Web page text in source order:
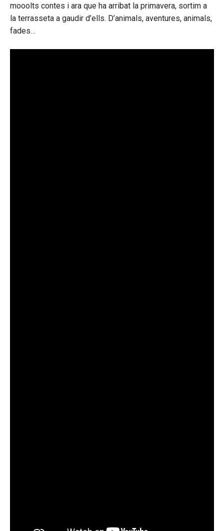
mooolts contes i ara que ha arribat la primavera, sortim a
la terrasseta a gaudir d’ells. D’animals, aventures, animals,
fades…